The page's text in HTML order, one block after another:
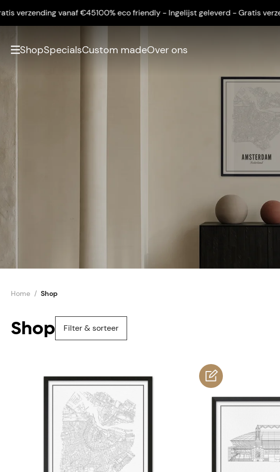
vanaf €45100% eco friendly - Ingelijst geleverd - Gratis verzending
ShopSpecialsCustom madeOver ons
Home Shop
Shop Filter & sorteer